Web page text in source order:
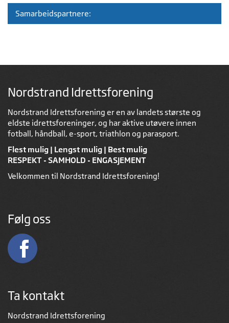
Samarbeidspartnere:
Nordstrand Idrettsforening
Nordstrand Idrettsforening er en av landets største og
eldste idrettsforeninger, og har aktive utøvere innen
fotball, håndball, e-sport, triathlon og parasport.
Flest mulig | Lengst mulig | Best mulig
RESPEKT - SAMHOLD - ENGASJEMENT
Velkommen til Nordstrand Idrettsforening!
Følg oss
Ta kontakt
Nordstrand Idrettsforening